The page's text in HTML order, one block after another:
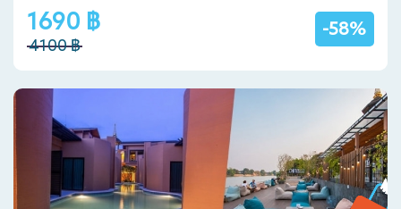
-58%
1690 ฿
4100 ฿